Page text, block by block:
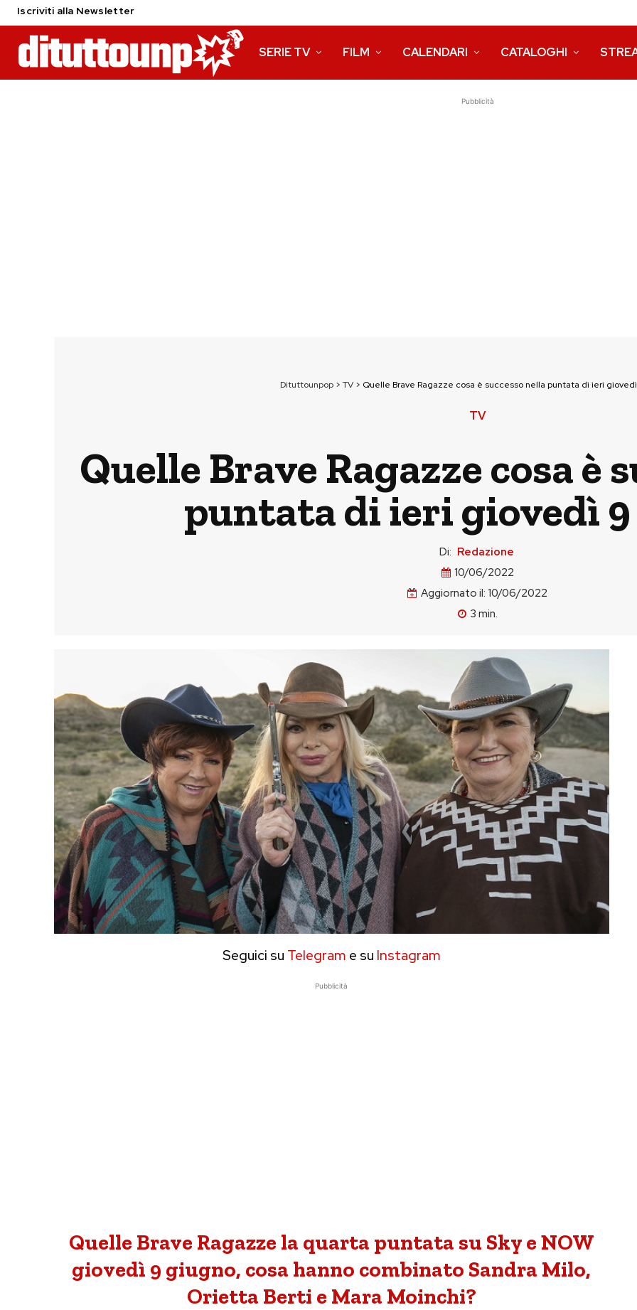
Iscriviti alla Newsletter
SERIE TV FILM CALENDARI CATALOGHI
Pubblicità
Dituttounpop> TV> Quelle Brave Ragazze cosa è successo nella puntata di ieri
TV
Quelle Brave Ragazze cosa è
puntata di ieri giovedì
Di: Redazione
10/06/2022
Aggiornato il: 10/06/2022
3 min.
Seguici su Telegram e su Instagram
Pubblicità
Quelle Brave Ragazze la quarta puntata su Sky e NOW
giovedì 9 giugno, cosa hanno combinato Sandra Milo,
Orietta Berti e Mara Moinchi?